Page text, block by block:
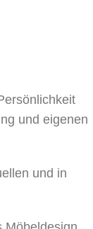
und eigenen
und in